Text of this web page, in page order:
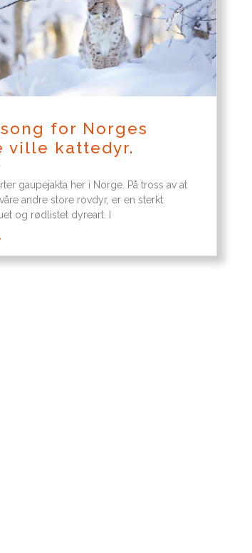
for Norges
ville kattedyr.
gaupejakta her i Norge. På tross av at
andre store rovdyr, er en sterkt
og rødlistet dyreart. I